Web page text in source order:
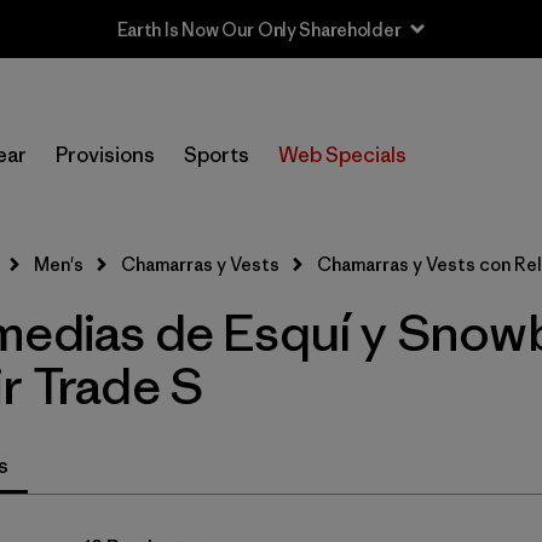
Earth Is Now Our Only Shareholder
Provisions Sports Web Specials
Selecciona una tienda
Filtrar por
Price
Filtrar por
Size
Filtrar por
Men's Chamarras y Vests Chamarras y Vests con
de Esquí y
Trade S